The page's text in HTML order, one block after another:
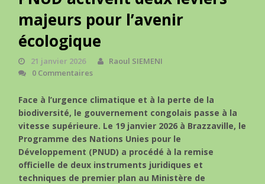
majeurs pour l’avenir
écologique
21 janvier 2026
Raoul SIEMENI
0 Commentaires
Face à l’urgence climatique et à la perte de la
biodiversité, le gouvernement congolais passe à la
vitesse supérieure. Le 19 janvier 2026 à Brazzaville, le
Programme des Nations Unies pour le
Développement (PNUD) a procédé à la remise
officielle de deux instruments juridiques et
techniques de premier plan au Ministère de